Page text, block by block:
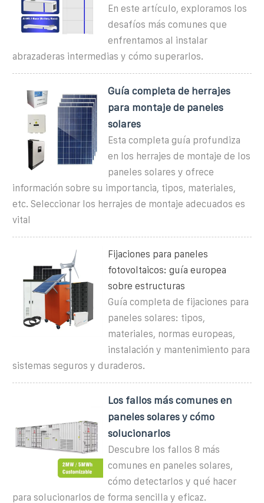
En este artículo, exploramos los
desafíos más comunes que
enfrentamos al instalar
abrazaderas intermedias y cómo superarlos.
Guía completa de herrajes
para montaje de paneles
solares
Esta completa guía profundiza
en los herrajes de montaje de los
paneles solares y ofrece
información sobre su importancia, tipos, materiales,
etc. Seleccionar los herrajes de montaje adecuados es
vital
Fijaciones para paneles
fotovoltaicos: guía europea
sobre estructuras
Guía completa de fijaciones para
paneles solares: tipos,
materiales, normas europeas,
instalación y mantenimiento para
sistemas seguros y duraderos.
Los fallos más comunes en
paneles solares y cómo
solucionarlos
Descubre los fallos 8 más
comunes en paneles solares,
cómo detectarlos y qué hacer
para solucionarlos de forma sencilla y eficaz.